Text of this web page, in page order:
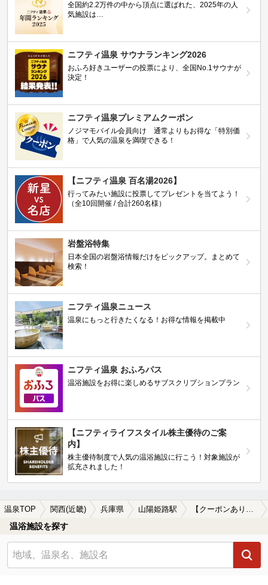
全国約2.2万件の中から頂点に選ばれた、2025年の人
気施設は…
ニフティ温泉 サウナランキング2026
おふろ好きユーザーの投票により、全国No.1サウナが
決定！
ニフティ温泉プレミアムクーポン
ノジマモバイル会員向け 通常よりもお得な「特別価
格」で人気の温泉を満喫できる！
【ニフティ温泉 百名湯2026】
行ってみたい施設に投票してプレゼントを当てよう！
（全10回開催 / 合計260名様）
岩盤浴特集
日本全国の岩盤浴情報だけをピックアップ。まとめて
検索！
ニフティ温泉ニュース
温泉にもっと行きたくなる！お得な情報を掲載中
ニフティ温泉 おふろパス
温浴施設をお得に楽しめるサブスクリプションプラン
【ニフティライフスタイル株主優待のご案
内】
株主優待制度で人気の温浴施設に行こう！対象施設が
拡充されました！
温泉TOP 関西(近畿) 兵庫県 山陽姫路駅 【クーポンあり】マッサージ、エステがある山陽姫路駅近くの温泉、日帰り温泉、スーパー銭湯おすすめ
温浴施設を探す